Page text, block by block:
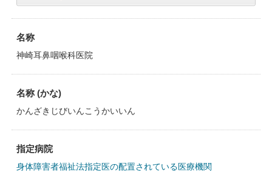
名称
神崎耳鼻咽喉科医院
名称 (かな)
かんざきじびいんこうかいいん
指定病院
身体障害者福祉法指定医の配置されている医療機関